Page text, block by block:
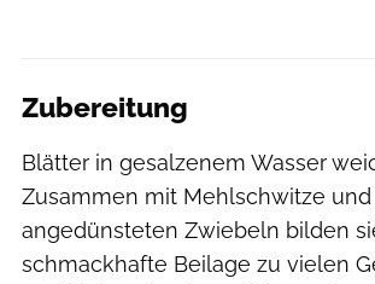
Zubereitung
Blätter in gesalzenem Wasser
Zusammen mit Mehlschwitze und
angedünsteten Zwiebeln bilden
schmackhafte Beilage zu vielen